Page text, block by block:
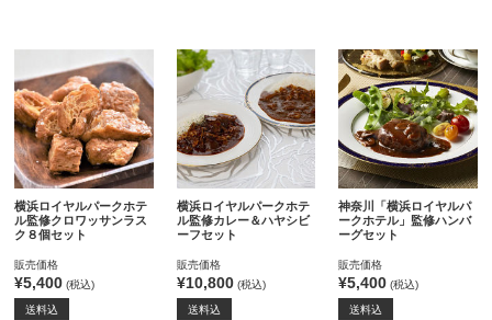
横浜ロイヤルパークホテ
ル監修クロワッサンラス
ク８個セット
販売価格
¥5,400 (税込)
送料込
横浜ロイヤルパークホテ
ル監修カレー＆ハヤシビ
ーフセット
販売価格
¥10,800(税込)
送料込
神奈川「横浜ロイヤルパ
ークホテル」監修ハンバ
ーグセット
販売価格
¥5,400 (税込)
送料込